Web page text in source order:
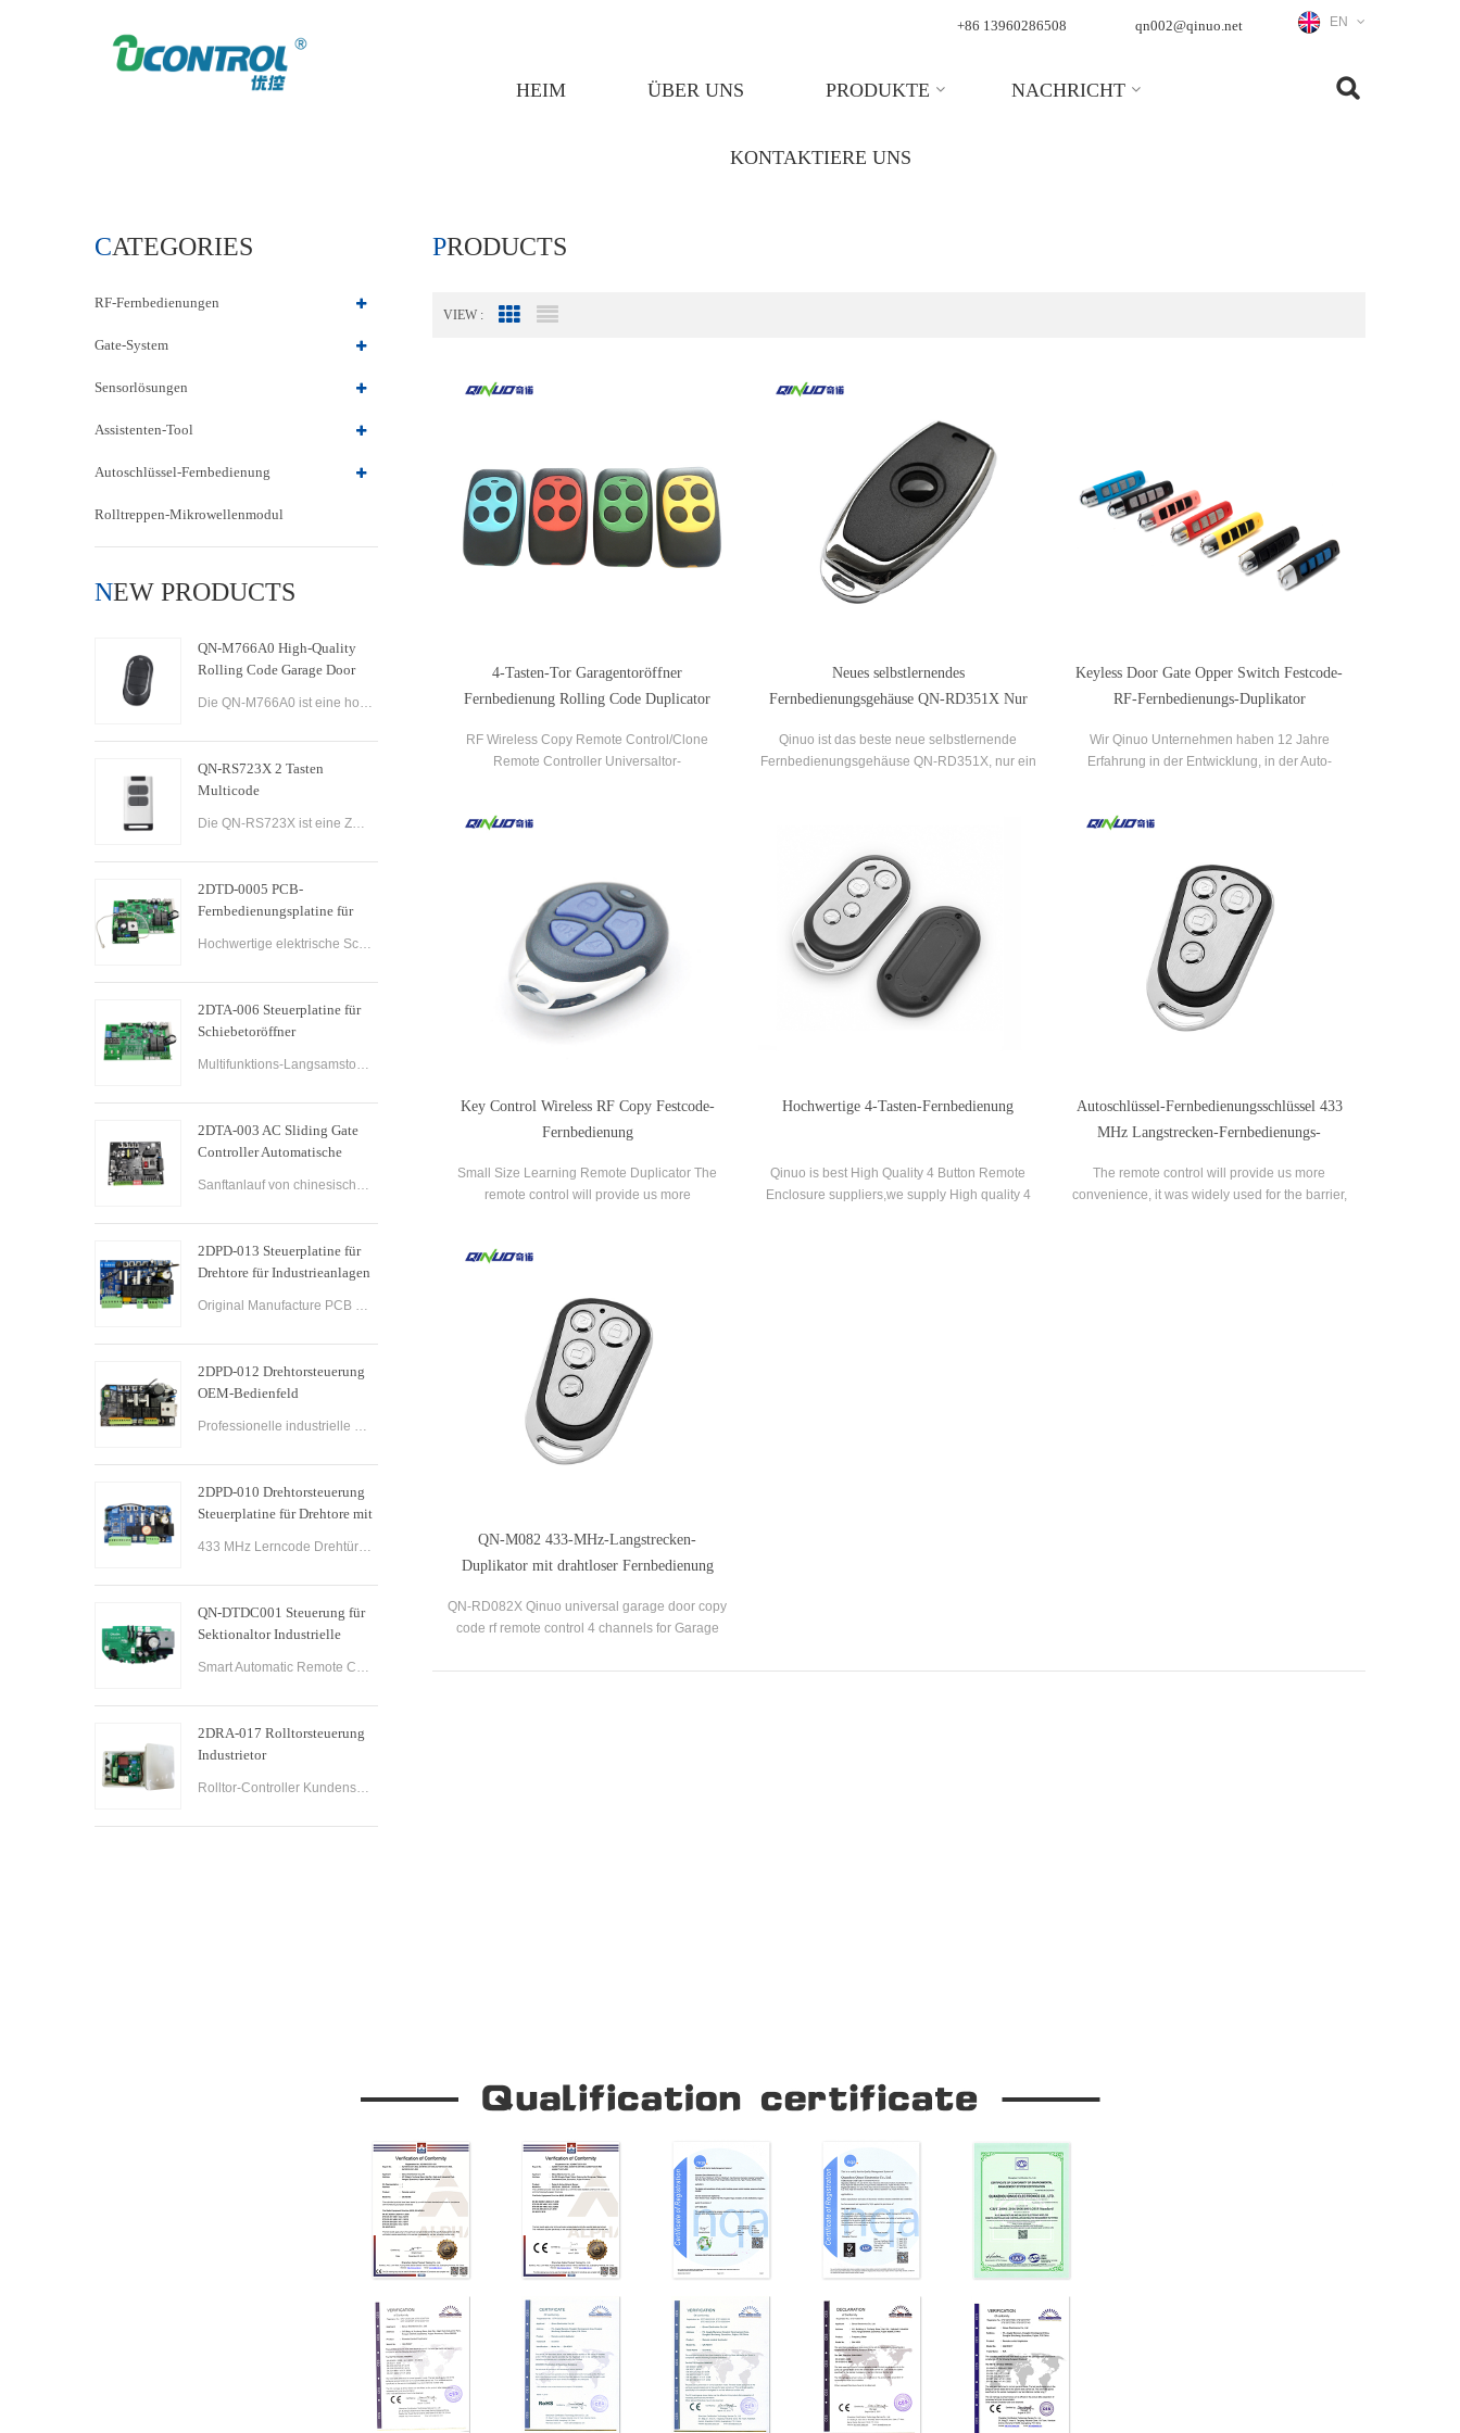
+86 13960286508 qn002@qinuo.net EN
HEIM ÜBER UNS PRODUKTE NACHRICHT
KONTAKTIERE UNS
CATEGORIES
RF-Fernbedienungen
Gate-System
Sensorlösungen
Assistenten-Tool
Autoschlüssel-Fernbedienung
Rolltreppen-Mikrowellenmodul
NEW PRODUCTS
QN-M766A0 High-Quality
Rolling Code Garage Door
Die QN-M766A0 ist eine hochwertige Rollcode-Garagentor-Fernbedienung, die auf Benutzerfreundlichkeit und Komfort ausgelegt ist. Es verfügt über fortschrittliche Technologie, die maximale Sicherheit und Zuverlässigkeit gewährleistet, mit einem Rolling-Code
QN-RS723X 2 Tasten
Multicode
Die QN-RS723X ist eine Zwei-Tasten-Fernbedienung, die für die Verwendung mit automatischen Garagentoren und -toren entwickelt wurde. Es bietet eine Reihe von Funktionen, die es zu einer vielseitigen und zuverlässigen Option zur Steuerung mehrerer Geräte m
2DTD-0005 PCB-
Fernbedienungsplatine für
Hochwertige elektrische Schiebetorsteuerung AC200-260V 50/60Hz Motor Schiebetoröffner Steuerplatine Schiebetorsteuerung.
2DTA-006 Steuerplatine für
Schiebetoröffner
Multifunktions-Langsamstopp-Steuerplatine für Schiebetoröffner Schiebetoröffner-Steuerplatine Gate-PCB-Steuerplatine für Schiebetorantriebe.
2DTA-003 AC Sliding Gate
Controller Automatische
Sanftanlauf von chinesischen Herstellern
2DPD-013 Steuerplatine für
Drehtore für Industrieanlagen
Original Manufacture PCB Control Board Smart Home Automation System AC24V Swing Gate Control Board for Automatic Swing Gate Opener
2DPD-012 Drehtorsteuerung
OEM-Bedienfeld
Professionelle industrielle Drehtorsteuerung PCBA-Steuerplatinenfabrik und industrieller Steuerplatinen-OEM-PCBA-Service.
2DPD-010 Drehtorsteuerung
Steuerplatine für Drehtore mit
433 MHz Lerncode Drehtür-Wireless-Empfänger-Controller Steuerplatine für automatisches Türsystem Drehtoröffner
QN-DTDC001 Steuerung für
Sektionaltor Industrielle
Smart Automatic Remote Control Garage Rolling Rollladenöffner Electric Dual Arm Control Board Swing Door Automatic Sectional Gate Opener Controller.
2DRA-017 Rolltorsteuerung
Industrietor
Rolltor-Controller Kundenspezifischer konkurrenzfähiger Preis PCB-Steuerplatine für Rollgaragentor-Tormotoröffner.
PRODUCTS
VIEW : Grid View
4-Tasten-Tor Garagentoröffner
Fernbedienung Rolling Code Duplicator
RF Wireless Copy Remote Control/Clone
Remote Controller Universaltor-
Neues selbstlernendes
Fernbedienungsgehäuse QN-RD351X Nur
Qinuo ist das beste neue selbstlernende
Fernbedienungsgehäuse QN-RD351X, nur ein
Keyless Door Gate Opper Switch Festcode-
RF-Fernbedienungs-Duplikator
Wir Qinuo Unternehmen haben 12 Jahre
Erfahrung in der Entwicklung, in der Auto-
Key Control Wireless RF Copy Festcode-
Fernbedienung
Small Size Learning Remote Duplicator The
remote control will provide us more
engineers, the function is variant, it can be
Hochwertige 4-Tasten-Fernbedienung
Qinuo is best High Quality 4 Button Remote
Enclosure suppliers,we supply High quality 4
Autoschlüssel-Fernbedienungsschlüssel 433
MHz Langstrecken-Fernbedienungs-
The remote control will provide us more
convenience, it was widely used for the barrier,
QN-M082 433-MHz-Langstrecken-
Duplikator mit drahtloser Fernbedienung
QN-RD082X Qinuo universal garage door copy
code rf remote control 4 channels for Garage